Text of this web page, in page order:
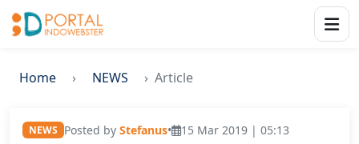
Home NEWS Article
NEWS Posted by Stefanus• 15 Mar 2019 | 05:13